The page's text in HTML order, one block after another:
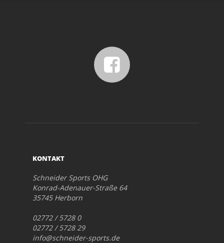
KONTAKT
Schneider Sports OHG
Konrad-Adenauer-Straße 64
35745 Herborn
02772 / 5728 0
02772 / 5728 29
info@schneider-sports.de